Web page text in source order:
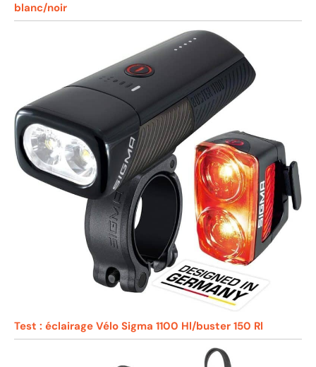
blanc/noir
Test : éclairage Vélo Sigma 1100 Hl/buster 150 Rl